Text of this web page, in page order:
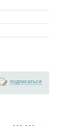
подписаться